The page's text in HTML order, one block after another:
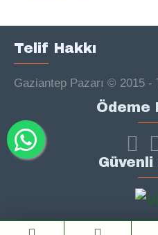
Telif Hakkı
Gaziantep Pazarı © 2015 -
Ödeme
Güvenli